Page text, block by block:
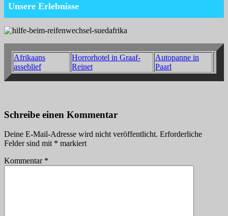
Unsere Erlebnisse
Afrikaans
asseblief
Horrorhotel in Graaf-
Reinet
Autopanne in
Paarl
Schreibe einen Kommentar
Deine E-Mail-Adresse wird nicht veröffentlicht. Erforderliche
Felder sind mit * markiert
Kommentar *